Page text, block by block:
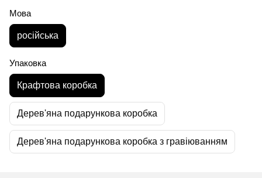
Мова
російська
Упаковка
Крафтова коробка
Дерев'яна подарункова коробка
Дерев'яна подарункова коробка з гравіюванням